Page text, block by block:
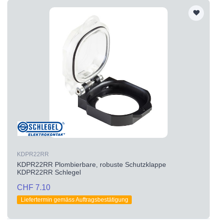
KDPR22RR
KDPR22RR Plombierbare, robuste Schutzklappe
KDPR22RR Schlegel
CHF 7.10
Liefertermin gemäss Auftragsbestätigung